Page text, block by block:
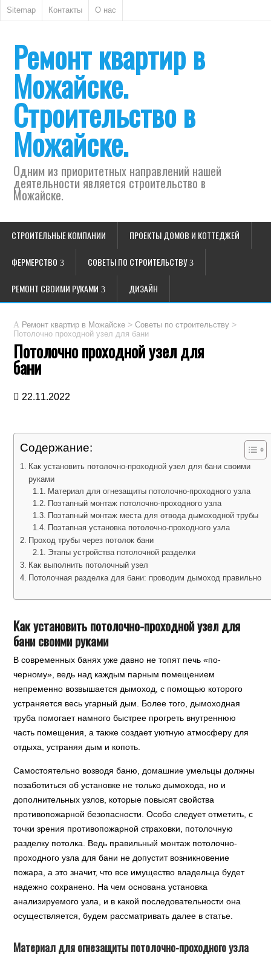
Sitemap Контакты О нас
Ремонт квартир в
Можайске.
Строительство в
Можайске.
Одним из приоритетных направлений нашей
деятельности является строительство в
Можайске.
СТРОИТЕЛЬНЫЕ КОМПАНИИ ПРОЕКТЫ ДОМОВ И КОТТЕДЖЕЙ
ФЕРМЕРСТВО СОВЕТЫ ПО СТРОИТЕЛЬСТВУ
РЕМОНТ СВОИМИ РУКАМИ ДИЗАЙН
Ремонт квартир в Можайске >Советы по строительству >
Потолочно проходной узел для бани
Потолочно проходной узел для
бани
22.11.2022
Содержание:
Как установить потолочно-проходной узел для бани своими
руками
Материал для огнезащиты потолочно-проходного узла
Поэтапный монтаж потолочно-проходного узла
Поэтапный монтаж места для отвода дымоходной трубы
Поэтапная установка потолочно-проходного узла
Проход трубы через потолок бани
Этапы устройства потолочной разделки
Как выполнить потолочный узел
Потолочная разделка для бани: проводим дымоход правильно
Как установить потолочно-проходной узел для
бани своими руками
В современных банях уже давно не топят печь «по-
черному», ведь над каждым парным помещением
непременно возвышается дымоход, с помощью которого
устраняется весь угарный дым. Более того, дымоходная
труба помогает намного быстрее прогреть внутреннюю
часть помещения, а также создает уютную атмосферу для
отдыха, устраняя дым и копоть.
Самостоятельно возводя баню, домашние умельцы должны
позаботиться об установке не только дымохода, но и
дополнительных узлов, которые повысят свойства
противопожарной безопасности. Особо следует отметить, с
точки зрения противопожарной страховки, потолочную
разделку потолка. Ведь правильный монтаж потолочно-
проходного узла для бани не допустит возникновение
пожара, а это значит, что все имущество владельца будет
надежно сохранено. На чем основана установка
анализируемого узла, и в какой последовательности она
осуществляется, будем рассматривать далее в статье.
Материал для огнезащиты потолочно-проходного узла